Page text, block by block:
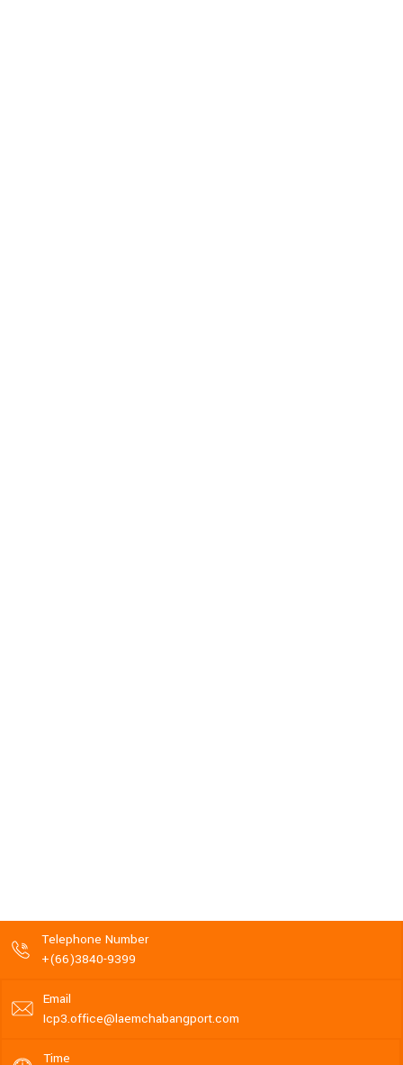
Telephone Number
+(66)3840-9399
Email
Icp3.office@laemchabangport.com
Time